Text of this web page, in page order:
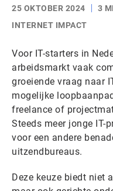
25 OKTOBER 2024
3
INTERNET IMPACT
Voor IT-starters in
arbeidsmarkt vaak
groeiende vraag naar
mogelijke
freelance of
Steeds meer jonge IT-
voor een andere
uitzendbureaus.
Deze keuze biedt niet